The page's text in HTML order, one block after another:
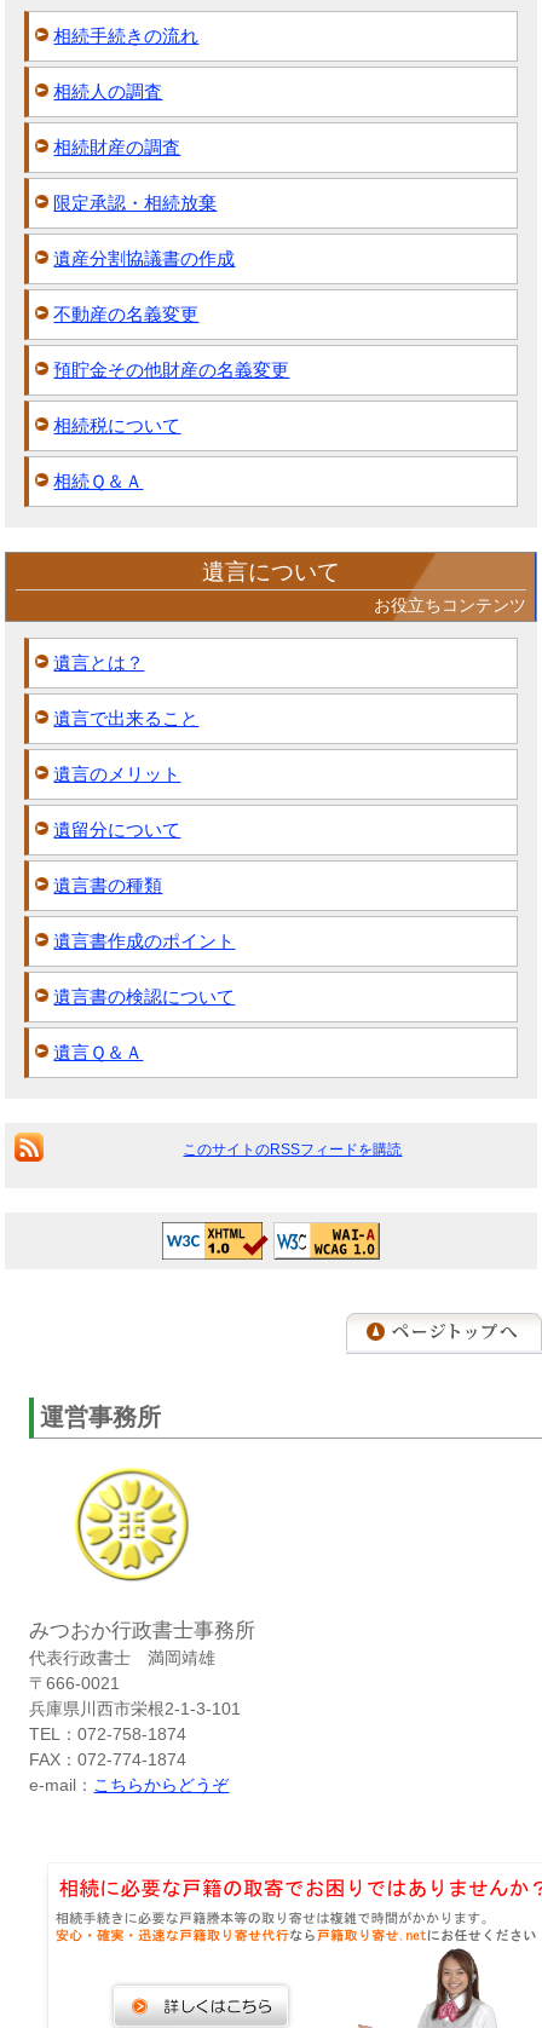
相続手続きの流れ
相続人の調査
相続財産の調査
限定承認・相続放棄
遺産分割協議書の作成
不動産の名義変更
預貯金その他財産の名義変更
相続税について
相続Ｑ＆Ａ
遺言について
お役立ちコンテンツ
遺言とは？
遺言で出来ること
遺言のメリット
遺留分について
遺言書の種類
遺言書作成のポイント
遺言書の検認について
遺言Ｑ＆Ａ
このサイトのRSSフィードを購読
運営事務所
みつおか行政書士事務所
代表行政書士 満岡靖雄
〒666-0021
兵庫県川西市栄根2-1-3-101
TEL：072-758-1874
FAX：072-774-1874
e-mail： こちらからどうぞ